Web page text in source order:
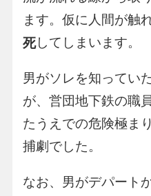
ます。仮に人間が触
死してしまいます。
男がソレを知ってい
が、営団地下鉄の職
たうえでの危険極ま
捕劇でした。
なお、男がデパート